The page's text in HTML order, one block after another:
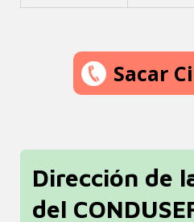
Sacar
Dirección de
del